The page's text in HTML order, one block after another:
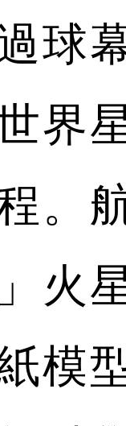
球
界
。
火
模